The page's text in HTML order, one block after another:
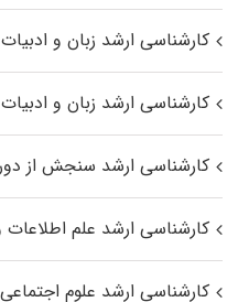
کارشناسی ارشد زبان و ادبیات
کارشناسی ارشد زبان و
کارشناسی ارشد سنجش از
کارشناسی ارشد علم
کارشناسی ارشد علوم اجتماعی